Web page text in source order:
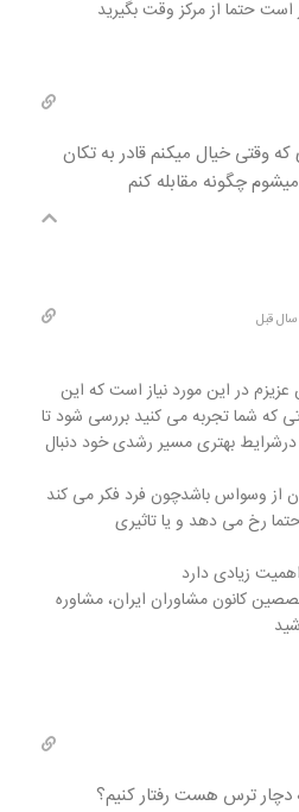
است حتما از مرکز وقت بگیرید
وقتی خیال میکنم قادر به تکان
چگونه مقابله کنم
عزیزم در این مورد نیاز است که این
که شما تجربه می کنید بررسی شود تا
درشرایط بهتری مسیر رشدی خود دنبال
از وسواس باشدچون فرد فکر می کند
رخ می دهد و یا تاثیری
زیادی دارد
کانون مشاوران ایران، مشاوره
دچار ترس هست رفتار کنیم؟